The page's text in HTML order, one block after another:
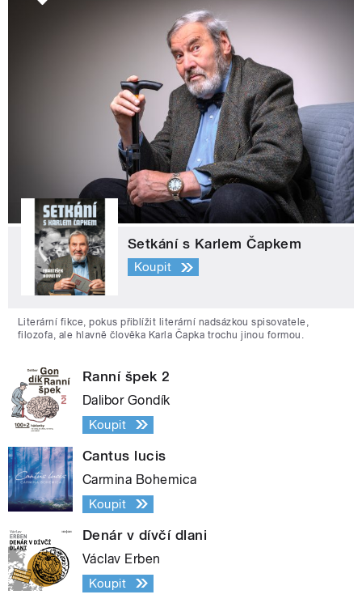
Setkání s Karlem Čapkem
Koupit
Literární fikce, pokus přiblížit literární nadsázkou spisovatele,
filozofa, ale hlavně člověka Karla Čapka trochu jinou formou.
Ranní špek 2
Dalibor Gondík
Koupit
Cantus lucis
Carmina Bohemica
Koupit
Denár v dívčí dlani
Václav Erben
Koupit